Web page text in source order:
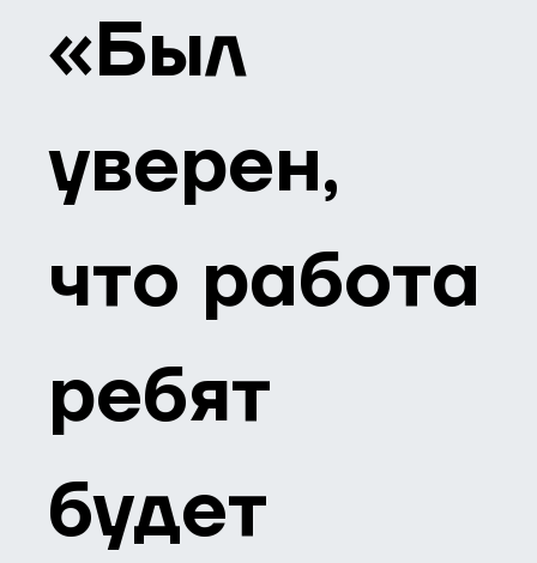
«Был
уверен,
что работа
ребят
будет